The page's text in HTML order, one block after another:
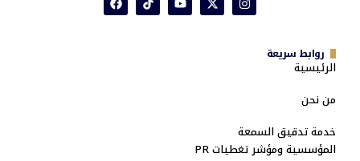
روابط سريعة
الرئيسية
من نحن
خدمة تدقيق السمعة
المؤسسية ومؤشر تغطيات PR